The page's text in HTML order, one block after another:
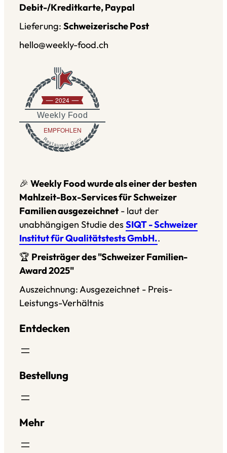
Debit-/Kreditkarte, Paypal
Lieferung: Schweizerische Post
hello@weekly-food.ch
Weekly Food
2024
EMPFOHLEN
Restaurant Guru
🎉 Weekly Food wurde als einer der besten
Mahlzeit-Box-Services für Schweizer
Familien ausgezeichnet - laut der
unabhängigen Studie desSIQT - Schweizer
Institut für Qualitätstests GmbH..
🏆 Preisträger des "Schweizer Familien-
Award 2025"
Auszeichnung: Ausgezeichnet - Preis-
Leistungs-Verhältnis
Entdecken
Bestellung
Mehr